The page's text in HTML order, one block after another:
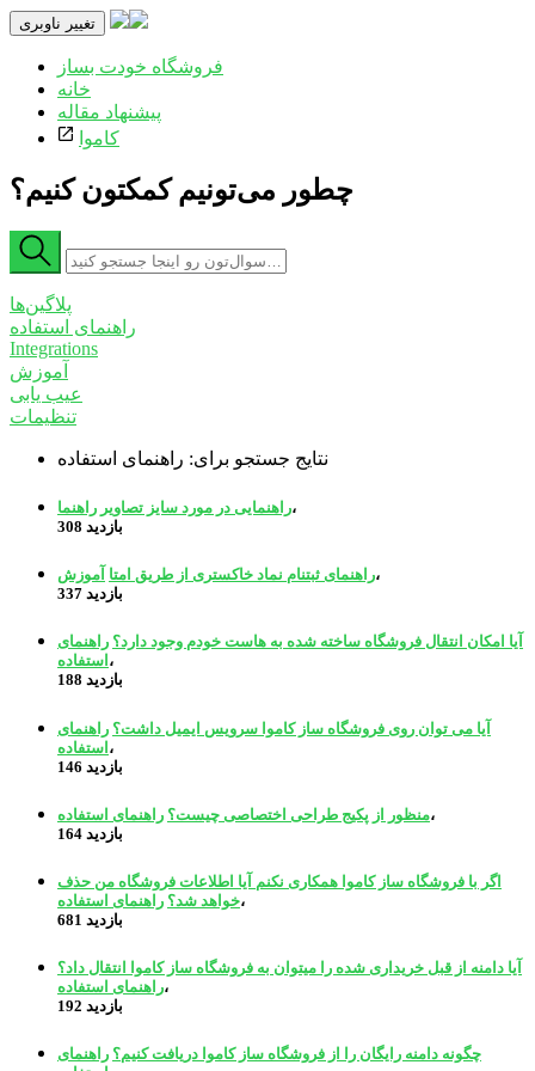
تغییر ناوبری
فروشگاه خودت بساز
خانه
پیشنهاد مقاله
کاموا
چطور می‌تونیم کمکتون کنیم؟
پلاگین‌ها
راهنمای استفاده
Integrations
آموزش
عیب یابی
تنظیمات
نتایج جستجو برای: راهنمای استفاده
راهنمایی در مورد سایز تصاویر راهنما
،
308 بازدید
راهنمای ثبتنام نماد خاکستری از طریق امتا آموزش
،
337 بازدید
آیا امکان انتقال فروشگاه ساخته شده به هاست خودم وجود دارد؟ راهنمای
استفاده ،
188 بازدید
آیا می توان روی فروشگاه ساز کاموا سرویس ایمیل داشت؟ راهنمای
استفاده،
146 بازدید
منظور از پکیج طراحی اختصاصی چیست؟ راهنمای استفاده
،
164 بازدید
اگر با فروشگاه ساز کاموا همکاری نکنم آیا اطلاعات فروشگاه من حذف
خواهد شد؟ راهنمای استفاده
،
681 بازدید
آیا دامنه از قبل خریداری شده را میتوان به فروشگاه ساز کاموا انتقال داد؟
راهنمای استفاده،
192 بازدید
چگونه دامنه رایگان را از فروشگاه ساز کاموا دریافت کنیم؟ راهنمای